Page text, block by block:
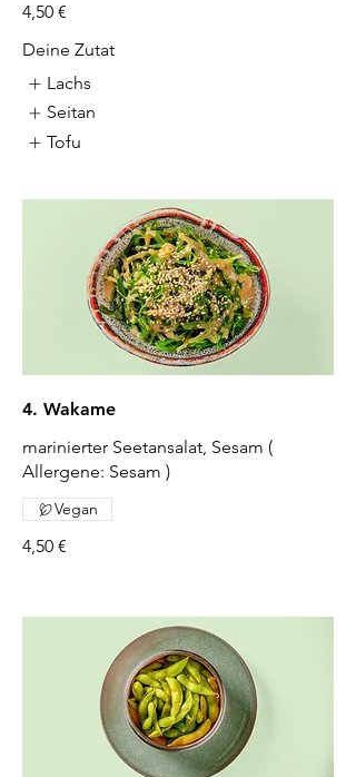
4,50 €
Deine Zutat
Lachs
Seitan
Tofu
4. Wakame
marinierter Seetansalat, Sesam (
Allergene: Sesam )
4,50 €
Vegan